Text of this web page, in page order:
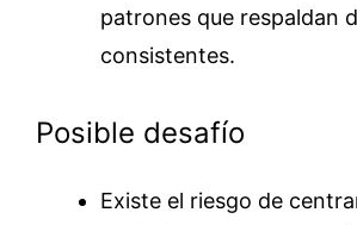
patrones que respaldan
consistentes.
Posible desafío
Existe el riesgo de